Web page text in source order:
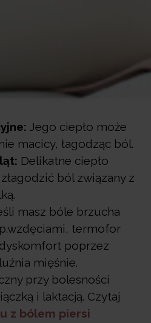
Jego ciepło może
macicy, łagodząc ból.
Delikatne ciepło
ból związany z
masz bóle brzucha
termofor
poprzez
mięśnie.
przy bolesności
i laktacją. Czytaj
z bólem piersi